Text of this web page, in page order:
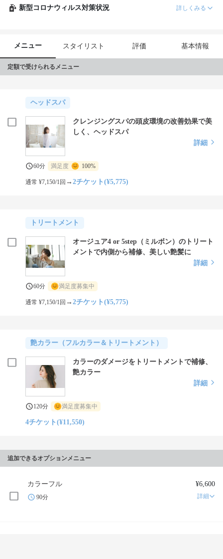
新型コロナウィルス対策状況 詳しくみる
メニュー スタイリスト 評価 基本情報
定額で受けられるメニュー
ヘッドスパ
クレンジングスパの頭皮環境の改善効果で美
しく、ヘッドスパ
詳細
60分 満足度 100%
通常 ¥7,150/1回 →2チケット(¥5,775)
トリートメント
オージュア4 or 5step（ミルボン）のトリート
メントで内側から補修、美しい艶髪に
詳細
60分 満足度募集中
通常 ¥7,150/1回 →2チケット(¥5,775)
艶カラー（フルカラー＆トリートメント）
カラーのダメージをトリートメントで補修、
艶カラー
詳細
120分 満足度募集中
4チケット(¥11,550)
追加できるオプションメニュー
カラーフル ¥6,600
90分 詳細